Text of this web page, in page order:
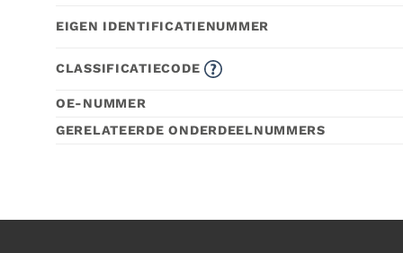
EIGEN IDENTIFICATIENUMMER
CLASSIFICATIECODE
OE-NUMMER
GERELATEERDE ONDERDEELNUMMERS